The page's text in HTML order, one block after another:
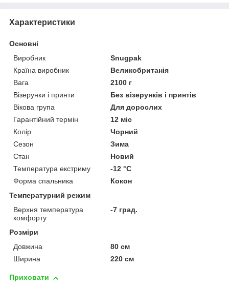
Характеристики
Основні
Виробник
Snugpak
Країна виробник
Великобританія
Вага
2100 г
Візерунки і принти
Без візерунків і принтів
Вікова група
Для дорослих
Гарантійний термін
12 міс
Колір
Чорний
Сезон
Зима
Стан
Новий
Температура екстриму
-12 °С
Форма спальника
Кокон
Температурний режим
Верхня температура
комфорту
-7 град.
Розміри
Довжина
80 см
Ширина
220 см
Приховати